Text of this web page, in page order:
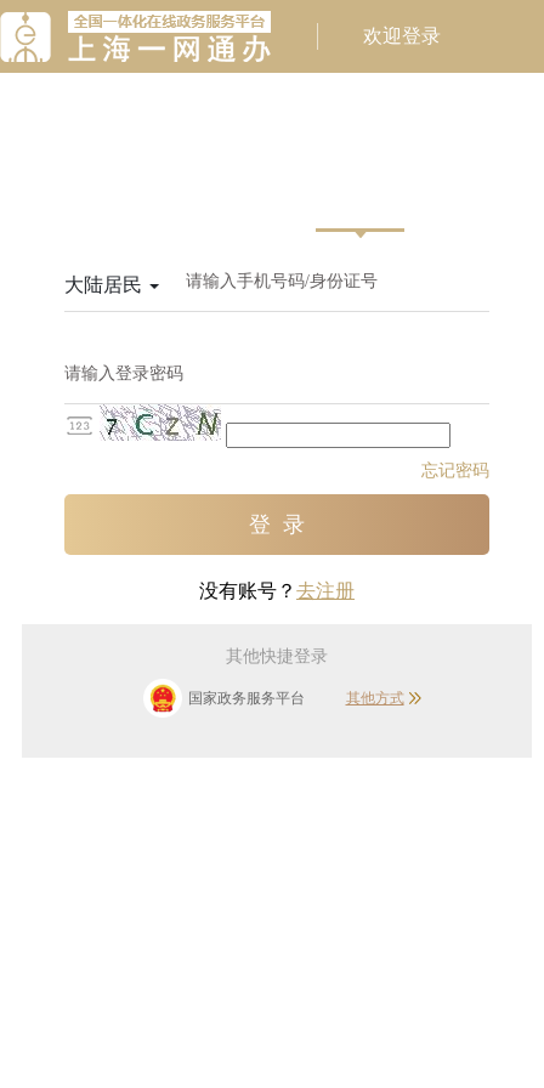
请输入手机号码/身份证号
大陆居民
请输入登录密码
忘记密码
没有账号？ 去注册
其他快捷登录
国家政务服务平台 其他方式